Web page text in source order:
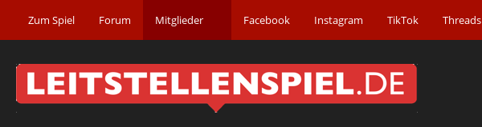
Zum Spiel Forum Mitglieder Facebook Instagram TikTok Threads